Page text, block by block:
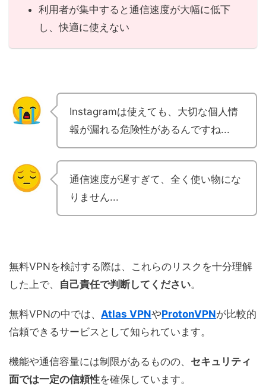
利用者が集中すると通信速度が大幅に低下
し、快適に使えない
Instagramは使えても、大切な個人情
報が漏れる危険性があるんですね...
通信速度が遅すぎて、全く使い物にな
りません...
無料VPNを検討する際は、これらのリスクを十分理解
した上で、 自己責任で判断してください。
無料VPNの中では、 Atlas VPNやProtonVPNが比較的
信頼できるサービスとして知られています。
機能や通信容量には制限があるものの、 セキュリティ
面では一定の信頼性を確保しています。